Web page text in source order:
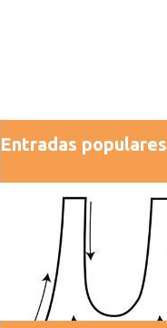
Entradas populares